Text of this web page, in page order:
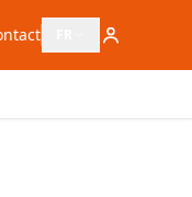
Ouvrir le sélecteur